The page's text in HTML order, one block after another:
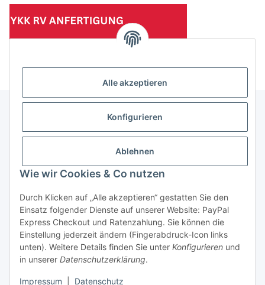
Alle akzeptieren
Konfigurieren
Ablehnen
Wie wir Cookies & Co nutzen
Durch Klicken auf „Alle akzeptieren“ gestatten Sie den
Einsatz folgender Dienste auf unserer Website: PayPal
Express Checkout und Ratenzahlung. Sie können die
Einstellung jederzeit ändern (Fingerabdruck-Icon links
unten). Weitere Details finden Sie unter Konfigurieren und
in unserer Datenschutzerklärung.
Impressum Datenschutz
(Mindesttabnahmemenge 10 Stück je Länge und Farbe)
Informationen
Gesetzliche Informationen
Vertrag widerrufen
* Alle Preise zzgl. gesetzlicher USt., zzgl.